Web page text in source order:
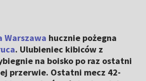
Warszawa hucznie pożegna
. Ulubieniec kibiców z
na boisko po raz ostatni
przerwie. Ostatni mecz 42-